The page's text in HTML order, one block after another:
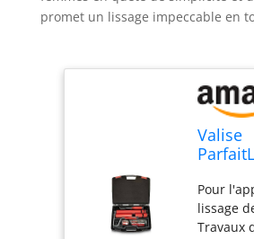
promet un lissage impeccable en
Valise
80526
Pour
lissage
Travaux